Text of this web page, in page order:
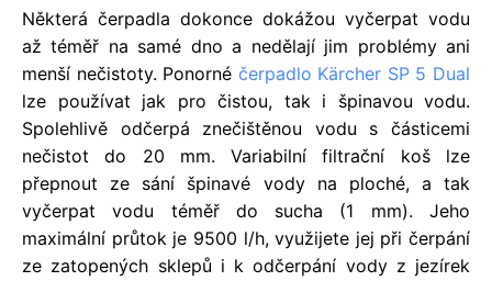
Některá čerpadla dokonce dokážou vyčerpat vodu
až téměř na samé dno a nedělají jim problémy ani
menší nečistoty. Ponorné čerpadlo Kärcher SP 5 Dual
lze používat jak pro čistou, tak i špinavou vodu.
Spolehlivě odčerpá znečištěnou vodu s částicemi
nečistot do 20 mm. Variabilní filtrační koš lze
přepnout ze sání špinavé vody na ploché, a tak
vyčerpat vodu téměř do sucha (1 mm). Jeho
maximální průtok je 9500 l/h, využijete jej při čerpání
ze zatopených sklepů i k odčerpání vody z jezírek